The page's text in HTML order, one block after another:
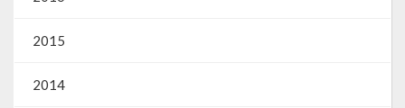
Webmail
2015
2014